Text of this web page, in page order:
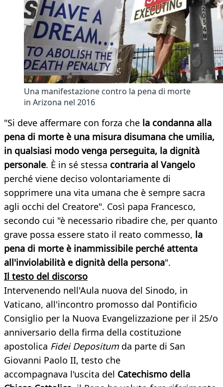
Una manifestazione contro la pena di morte
in Arizona nel 2016
"Si deve affermare con forza che la condanna alla
pena di morte è una misura disumana che umilia,
in qualsiasi modo venga perseguita, la dignità
personale. È in sé stessa contraria al Vangelo
perché viene deciso volontariamente di
sopprimere una vita umana che è sempre sacra
agli occhi del Creatore". Così papa Francesco,
secondo cui "è necessario ribadire che, per quanto
grave possa essere stato il reato commesso, la
pena di morte è inammissibile perché attenta
all'inviolabilità e dignità della persona".
Il testo del discorso
Intervenendo nell'Aula nuova del Sinodo, in
Vaticano, all'incontro promosso dal Pontificio
Consiglio per la Nuova Evangelizzazione per il 25/o
anniversario della firma della costituzione
apostolica Fidei Depositumda parte di San
Giovanni Paolo II, testo che
accompagnava l'uscita del Catechismo della